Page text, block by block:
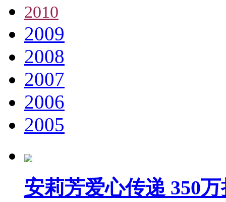
2010
2009
2008
2007
2006
2005
安莉芳爱心传递 350